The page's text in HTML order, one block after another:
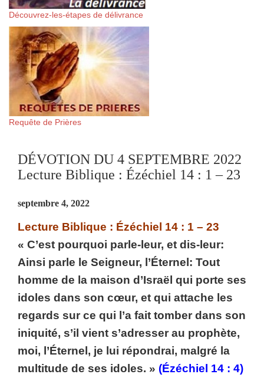
Découvrez-les-étapes de délivrance
Requête de Prières
DÉVOTION DU 4 SEPTEMBRE 2022
Lecture Biblique : Ézéchiel 14 : 1 – 23
septembre 4, 2022
Lecture Biblique : Ézéchiel 14 : 1 – 23
« C’est pourquoi parle-leur, et dis-leur:
Ainsi parle le Seigneur, l’Éternel: Tout
homme de la maison d’Israël qui porte ses
idoles dans son cœur, et qui attache les
regards sur ce qui l’a fait tomber dans son
iniquité, s’il vient s’adresser au prophète,
moi, l’Éternel, je lui répondrai, malgré la
multitude de ses idoles. » (Ézéchiel 14 : 4)